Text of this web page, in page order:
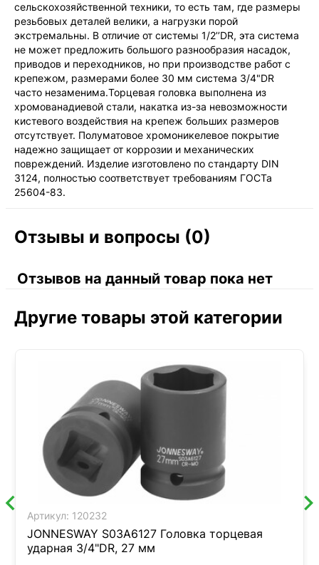
сельскохозяйственной техники, то есть там, где размеры
резьбовых деталей велики, а нагрузки порой
экстремальны. В отличие от системы 1/2’’DR, эта система
не может предложить большого разнообразия насадок,
приводов и переходников, но при производстве работ с
крепежом, размерами более 30 мм система 3/4"DR
часто незаменима.Торцевая головка выполнена из
хромованадиевой стали, накатка из-за невозможности
кистевого воздействия на крепеж больших размеров
отсутствует. Полуматовое хромоникелевое покрытие
надежно защищает от коррозии и механических
повреждений. Изделие изготовлено по стандарту DIN
3124, полностью соответствует требованиям ГОСТа
25604-83.
Отзывы и вопросы (0)
Отзывов на данный товар пока нет
Другие товары этой категории
Артикул: 120232
JONNESWAY S03A6127 Головка торцевая
ударная 3/4"DR, 27 мм